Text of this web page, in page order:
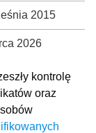
2015
2026
kontrolę
oraz